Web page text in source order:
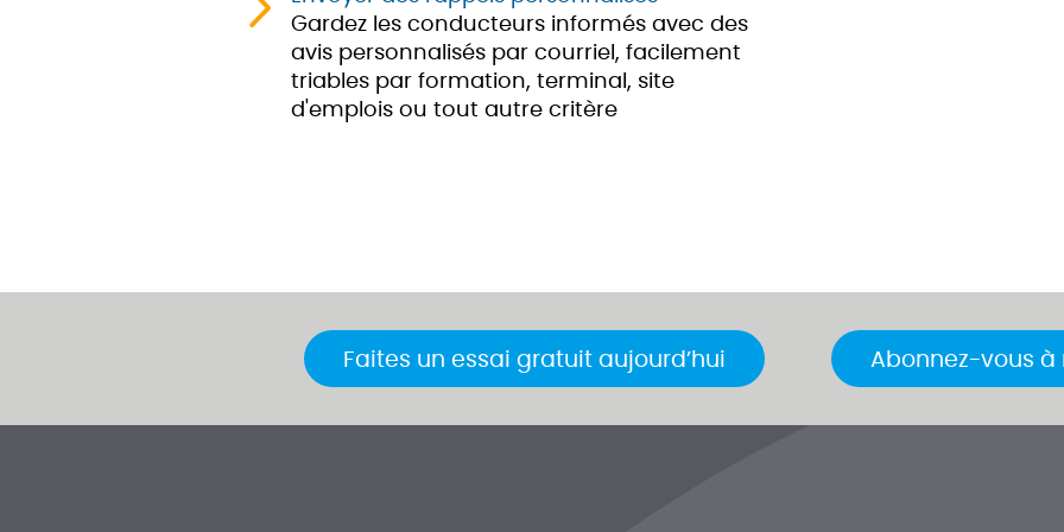
Gardez les conducteurs informés avec des
avis personnalisés par courriel, facilement
triables par formation, terminal, site
d'emplois ou tout autre critère
Faites un essai gratuit aujourd’hui Abonnez-vous à